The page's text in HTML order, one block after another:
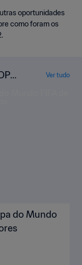
oportunidades
como foram os
Ver tudo
do Mundo